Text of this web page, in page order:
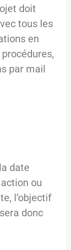
doit
tous les
en
par mail
date
ou
l’objectif
donc